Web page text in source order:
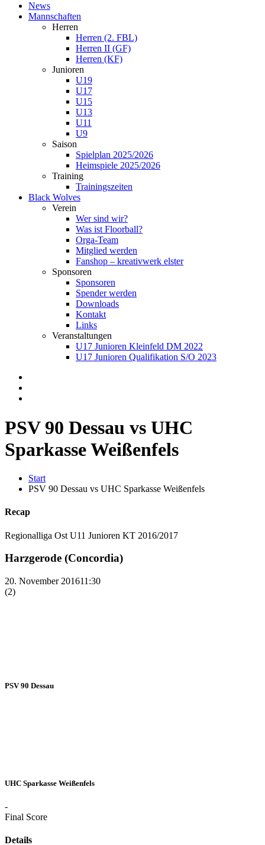
News
Mannschaften
Herren
Herren (2. FBL)
Herren II (GF)
Herren (KF)
Junioren
U19
U17
U15
U13
U11
U9
Saison
Spielplan 2025/2026
Heimspiele 2025/2026
Training
Trainingszeiten
Black Wolves
Verein
Wer sind wir?
Was ist Floorball?
Orga-Team
Mitglied werden
Fanshop – kreativwerk elster
Sponsoren
Sponsoren
Spender werden
Downloads
Kontakt
Links
Veranstaltungen
U17 Junioren Kleinfeld DM 2022
U17 Junioren Qualifikation S/O 2023
PSV 90 Dessau vs UHC
Sparkasse Weißenfels
Start
PSV 90 Dessau vs UHC Sparkasse Weißenfels
Recap
Regionalliga Ost U11 Junioren KT 2016/2017
Harzgerode (Concordia)
20. November 201611:30
(2)
PSV 90 Dessau
UHC Sparkasse Weißenfels
-
Final Score
Details